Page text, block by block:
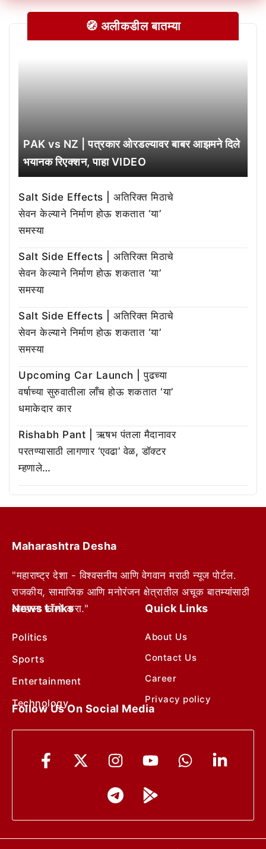
🧭 अलीकडील बातम्या
PAK vs NZ | पत्रकार ओरडल्यावर बाबर आझमने दिले
भयानक रिएक्शन, पाहा VIDEO
Salt Side Effects | अतिरिक्त मिठाचे
सेवन केल्याने निर्माण होऊ शकतात ‘या’
समस्या
Salt Side Effects | अतिरिक्त मिठाचे
सेवन केल्याने निर्माण होऊ शकतात ‘या’
समस्या
Salt Side Effects | अतिरिक्त मिठाचे
सेवन केल्याने निर्माण होऊ शकतात ‘या’
समस्या
Upcoming Car Launch | पुढच्या
वर्षाच्या सुरुवातीला लाँच होऊ शकतात ‘या’
धमाकेदार कार
Rishabh Pant | ऋषभ पंतला मैदानावर
परतण्यासाठी लागणार ‘एवढा’ वेळ, डॉक्टर
म्हणाले…
Maharashtra Desha
"महाराष्ट्र देशा - विश्वसनीय आणि वेगवान मराठी न्यूज पोर्टल.
राजकीय, सामाजिक आणि मनोरंजन क्षेत्रातील अचूक बातम्यांसाठी
आम्हाला फॉलो करा."
News Links
Politics
Sports
Entertainment
Technology
Quick Links
About Us
Contact Us
Career
Privacy policy
Follow Us On Social Media